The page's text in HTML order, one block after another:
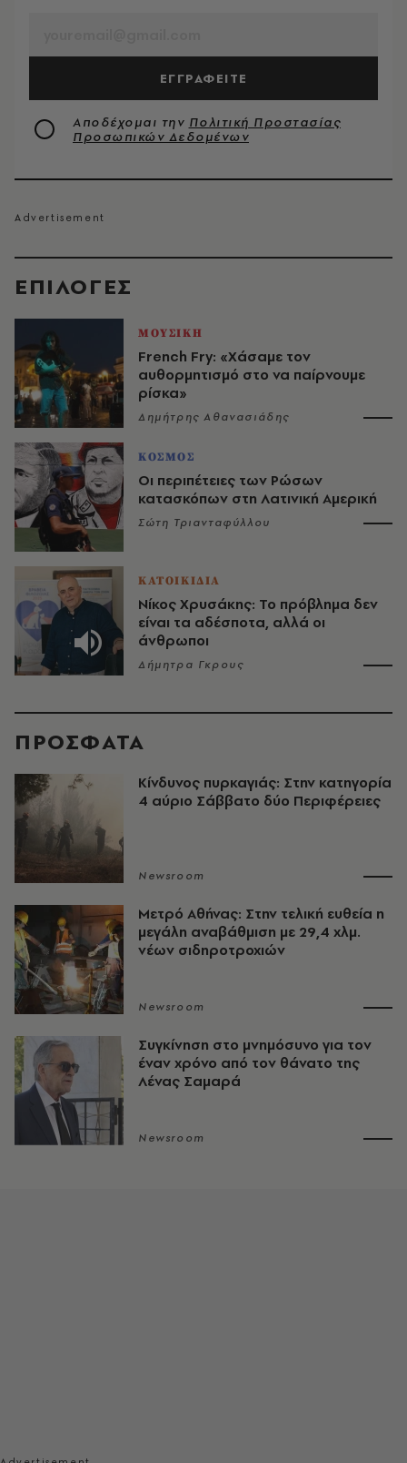
EΠΙΛΟΓΈΣ
ΜΟΥΣΙΚΗ
French Fry: «Χάσαμε τον
αυθορμητισμό στο να παίρνουμε
ρίσκα»
Δημήτρης Αθανασιάδης
ΚΟΣΜΟΣ
Οι περιπέτειες των Ρώσων
κατασκόπων στη Λατινική Αμερική
Σώτη Τριανταφύλλου
ΚΑΤΟΙΚΙΔΙΑ
Νίκος Χρυσάκης: Το πρόβλημα δεν
είναι τα αδέσποτα, αλλά οι
άνθρωποι
Δήμητρα Γκρους
ΕΓΓΡΑΦΕΙΤΕ
Αποδέχομαι την Πολιτική Προστασίας
Προσωπικών Δεδομένων
ΠΡΟΣΦΑΤΑ
Κίνδυνος πυρκαγιάς: Στην κατηγορία
4 αύριο Σάββατο δύο Περιφέρειες
Newsroom
Μετρό Αθήνας: Στην τελική ευθεία η
μεγάλη αναβάθμιση με 29,4 χλμ.
νέων σιδηροτροχιών
Newsroom
Συγκίνηση στο μνημόσυνο για τον
έναν χρόνο από τον θάνατο της
Λένας Σαμαρά
Newsroom